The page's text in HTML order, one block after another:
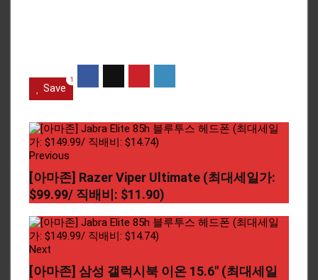
Save
1
Previous
[아마존] Razer Viper Ultimate (최대세일가:
$99.99/ 직배비: $11.90)
Next
[아마존] 삼성 갤럭시북 이온 15.6" (최대세일